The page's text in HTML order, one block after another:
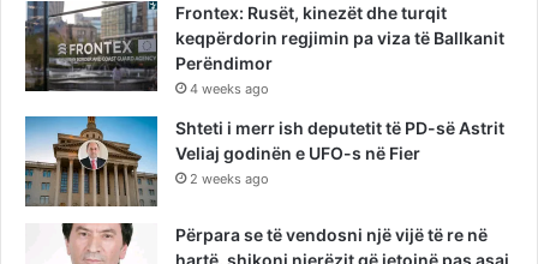
Frontex: Rusët, kinezët dhe turqit
keqpërdorin regjimin pa viza të Ballkanit
Perëndimor
4 weeks ago
Shteti i merr ish deputetit të PD-së Astrit
Veliaj godinën e UFO-s në Fier
2 weeks ago
Përpara se të vendosni një vijë të re në
hartë, shikoni njerëzit që jetojnë pas asaj